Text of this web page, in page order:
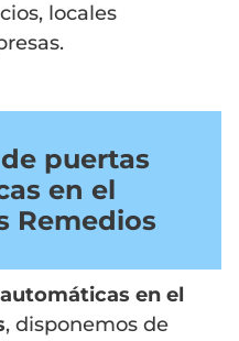
locales
puertas
en el
Remedios
en el
, disponemos de